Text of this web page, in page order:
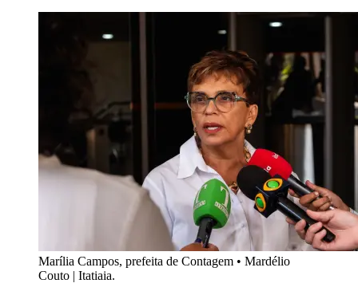
Marília Campos, prefeita de Contagem • Mardélio
Couto | Itatiaia.